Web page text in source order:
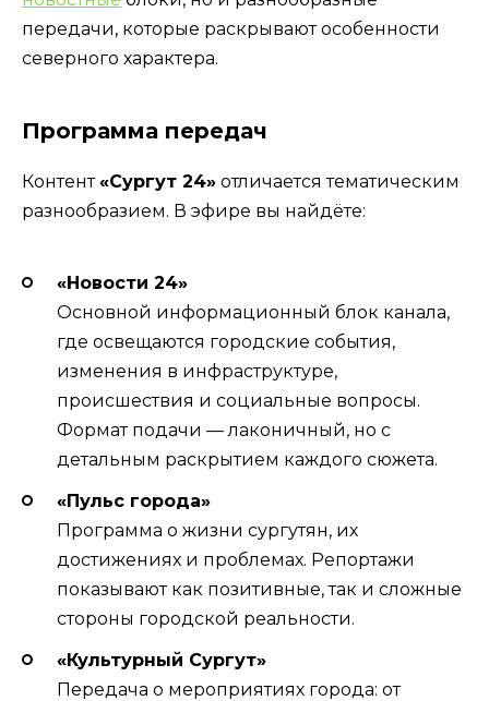
передачи, которые раскрывают особенности
северного характера.
Программа передач
Контент«Сургут 24» отличается тематическим
разнообразием. В эфире вы найдёте:
«Новости 24»
Основной информационный блок канала,
где освещаются городские события,
изменения в инфраструктуре,
происшествия и социальные вопросы.
Формат подачи — лаконичный, но с
детальным раскрытием каждого сюжета.
«Пульс города»
Программа о жизни сургутян, их
достижениях и проблемах. Репортажи
показывают как позитивные, так и сложные
стороны городской реальности.
«Культурный Сургут»
Передача о мероприятиях города: от